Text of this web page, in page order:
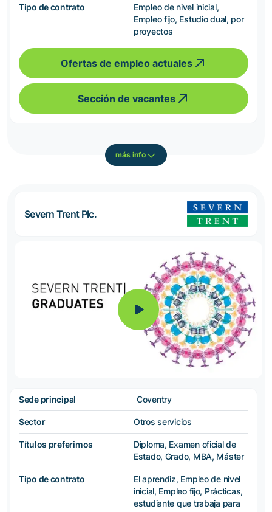
Tipo de contrato
Empleo de nivel inicial,
Empleo fijo, Estudio dual, por
proyectos
Ofertas de empleo actuales
Sección de vacantes
más info
Severn Trent Plc.
Sede principal Coventry
Sector Otros servicios
Títulos preferimos
Diploma, Examen oficial de
Estado, Grado, MBA, Máster
Tipo de contrato
El aprendiz, Empleo de nivel
inicial, Empleo fijo, Prácticas,
estudiante que trabaja para